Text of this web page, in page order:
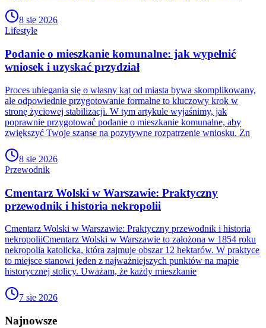
8 sie 2026
Lifestyle
Podanie o mieszkanie komunalne: jak wypełnić
wniosek i uzyskać przydział
Proces ubiegania się o własny kąt od miasta bywa skomplikowany,
ale odpowiednie przygotowanie formalne to kluczowy krok w
stronę życiowej stabilizacji. W tym artykule wyjaśnimy, jak
poprawnie przygotować podanie o mieszkanie komunalne, aby
zwiększyć Twoje szanse na pozytywne rozpatrzenie wniosku. Zn
8 sie 2026
Przewodnik
Cmentarz Wolski w Warszawie: Praktyczny
przewodnik i historia nekropolii
Cmentarz Wolski w Warszawie: Praktyczny przewodnik i historia
nekropoliiCmentarz Wolski w Warszawie to założona w 1854 roku
nekropolia katolicka, która zajmuje obszar 12 hektarów. W praktyce
to miejsce stanowi jeden z najważniejszych punktów na mapie
historycznej stolicy. Uważam, że każdy mieszkanie
7 sie 2026
Najnowsze